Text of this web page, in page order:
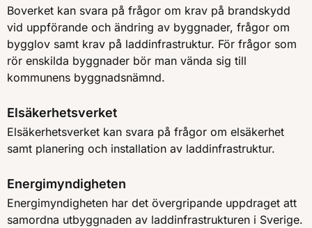
Boverket kan svara på frågor om krav på brandskydd
vid uppförande och ändring av byggnader, frågor om
bygglov samt krav på laddinfrastruktur. För frågor som
rör enskilda byggnader bör man vända sig till
kommunens byggnadsnämnd.
Elsäkerhetsverket
Elsäkerhetsverket kan svara på frågor om elsäkerhet
samt planering och installation av laddinfrastruktur.
Energimyndigheten
Energimyndigheten har det övergripande uppdraget att
samordna utbyggnaden av laddinfrastrukturen i Sverige.